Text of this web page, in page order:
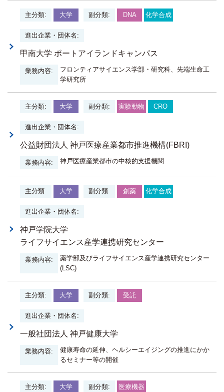
大学 DNA 化学合成
甲南大学 ポートアイランドキャンパス
フロンティアサイエンス学部・研究科、先端生命工
学研究所
大学 実験動物 CRO
公益財団法人 神戸医療産業都市推進機構(FBRI)
神戸医療産業都市の中核的支援機関
大学 創薬 化学合成
神戸学院大学
ライフサイエンス産学連携研究センター
薬学部及びライフサイエンス産学連携研究センター
(LSC)
大学 受託
一般社団法人 神戸健康大学
健康寿命の延伸、ヘルシーエイジングの推進にかか
るセミナー等の開催
大学 医療機器